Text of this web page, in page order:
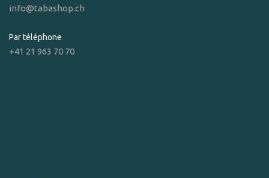
info@tabashop.ch
Par téléphone
+41 21 963 70 70